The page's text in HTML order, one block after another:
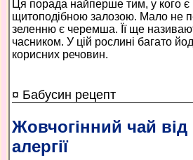
Ця порада найперше тим, у кого є
щитоподібною залозою. Мало не
зеленню є черемша. Її ще
часником. У цій рослині багато
корисних речовин.
¤ Бабусин рецепт
Жовчогінний чай від
алергії